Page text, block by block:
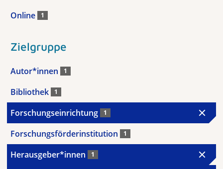
Online 1
Zielgruppe
Autor*innen 1
Bibliothek 1
Forschungseinrichtung 1
Forschungsförderinstitution 1
Herausgeber*innen 1